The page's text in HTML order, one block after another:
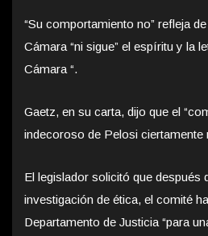
“Su comportamiento no” refleja
Cámara “ni sigue” el espíritu y la
Cámara “.
Gaetz, en su carta, dijo que el
indecoroso de Pelosi ciertamente
El legislador solicitó que después
investigación de ética, el comité
Departamento de Justicia “para